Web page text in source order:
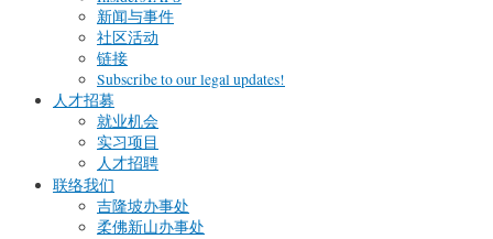
新闻与事件
社区活动
链接
Subscribe to our legal updates!
人才招募
就业机会
实习项目
人才招聘
联络我们
吉隆坡办事处
柔佛新山办事处